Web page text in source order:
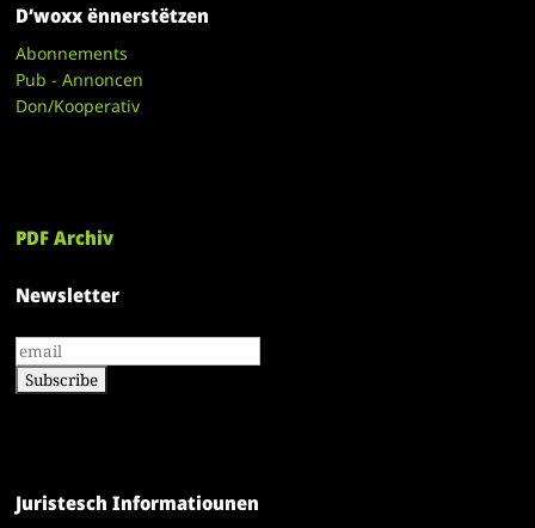
D’woxx ënnerstëtzen
Abonnements
Pub - Annoncen
Don/Kooperativ
PDF Archiv
Newsletter
Juristesch Informatiounen